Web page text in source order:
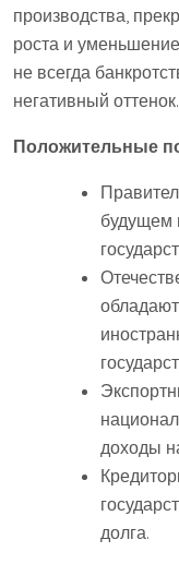
производства,
роста и
не всегда
негативный оттенок.
Положительные
будущем
доходы
долга.